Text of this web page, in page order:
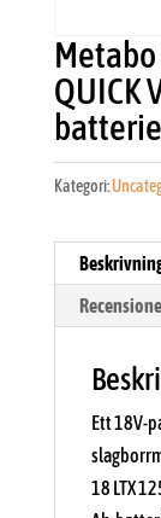
Metabo
QUICK
Kategori:
Ett 18V-
18 LTX